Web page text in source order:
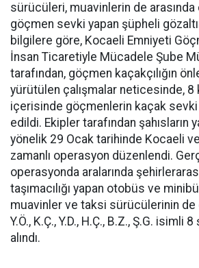
sürücüleri, muavinlerin de
göçmen sevki yapan şüpheli
bilgilere göre, Kocaeli Emniyeti
İnsan Ticaretiyle Mücadele Şube
tarafından, göçmen kaçakçılığın
yürütülen çalışmalar neticesinde, 8
içerisinde göçmenlerin kaçak sevki
edildi. Ekipler tarafından şahısların
yönelik 29 Ocak tarihinde Kocaeli ve
zamanlı operasyon düzenlendi.
operasyonda aralarında
taşımacılığı yapan otobüs ve
muavinler ve taksi sürücülerinin de
Y.Ö., K.Ç., Y.D., H.Ç., B.Z., Ş.G. isimli
alındı.